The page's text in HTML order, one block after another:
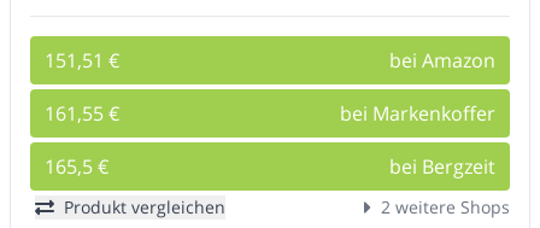
151,51 €
bei Amazon
161,55 €
bei Markenkoffer
165,5 €
bei Bergzeit
Produkt vergleichen 2 weitere Shops